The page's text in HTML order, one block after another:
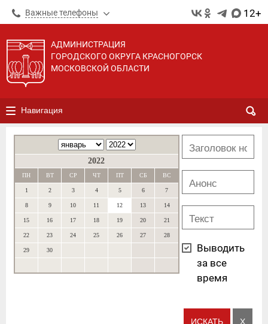
Важные телефоны 12+
АДМИНИСТРАЦИЯ
ГОРОДСКОГО ОКРУГА КРАСНОГОРСК
МОСКОВСКОЙ ОБЛАСТИ
Навигация
2022
ПН ВТ СР ЧТ ПТ СБ ВС
1 2 3 4 5 6 7
8 9 10 11 12 13 14
15 16 17 18 19 20 21
22 23 24 25 26 27 28
29 30
Выводить
за все
время